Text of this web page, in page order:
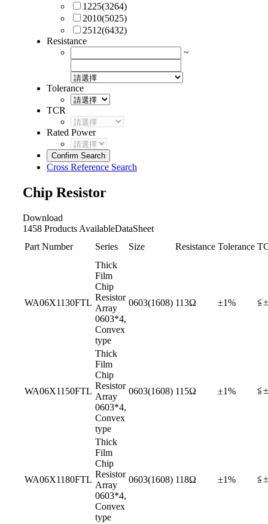
1225(3264)
2010(5025)
2512(6432)
Resistance
~
Tolerance
TCR
Rated Power
Confirm Search
Cross Reference Search
Chip Resistor
Download
1458 Products AvailableDataSheet
Part Number
Series Size Resistance Tolerance
WA06X1130FTL
Thick
Film
Chip
Resistor
Array
0603*4,
Convex
type
0603(1608) 113Ω ±1%
WA06X1150FTL
Thick
Film
Chip
Resistor
Array
0603*4,
Convex
type
0603(1608) 115Ω ±1%
WA06X1180FTL
Thick
Film
Chip
Resistor
Array
0603*4,
Convex
type
0603(1608) 118Ω ±1%